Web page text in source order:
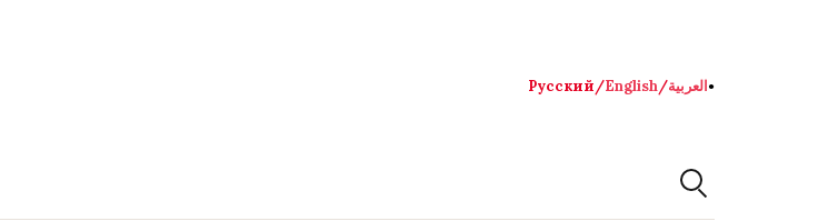
Русский/English/العربية●